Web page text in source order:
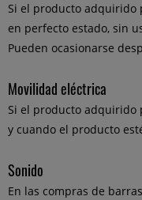
Si el producto adquirido
en perfecto estado, sin
Pueden ocasionarse
Movilidad eléctrica
Si el producto adquirido
y cuando el producto
Sonido
En las compras de